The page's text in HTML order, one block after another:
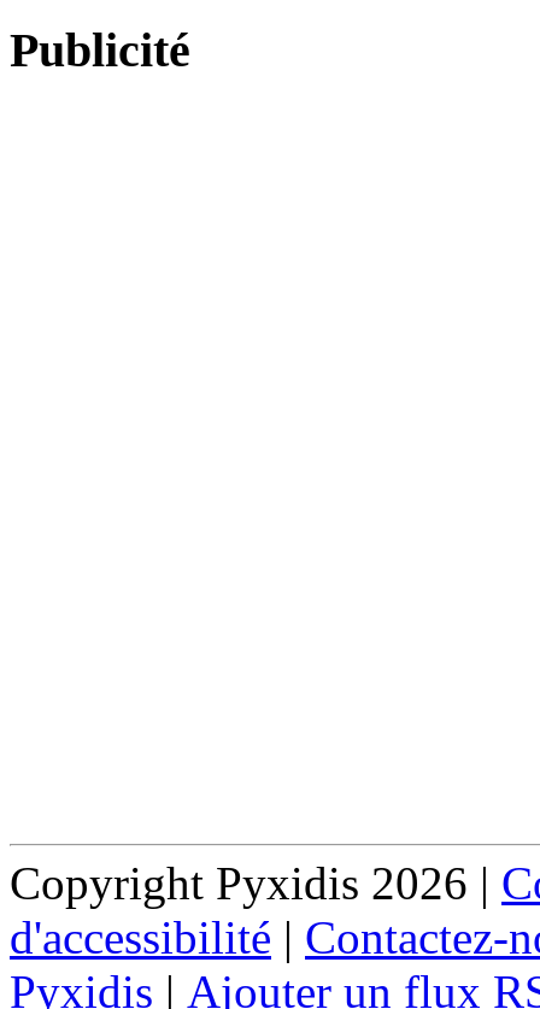
Publicité
Copyright Pyxidis 2026 |
d'accessibilité | Contactez-
Pyxidis | Ajouter un flux